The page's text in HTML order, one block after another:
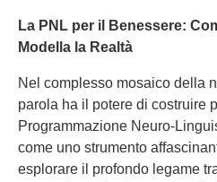
La PNL per il Benessere:
Modella la Realtà
Nel complesso mosaico della
parola ha il potere di costruire
Programmazione Neuro-
come uno strumento
esplorare il profondo legame